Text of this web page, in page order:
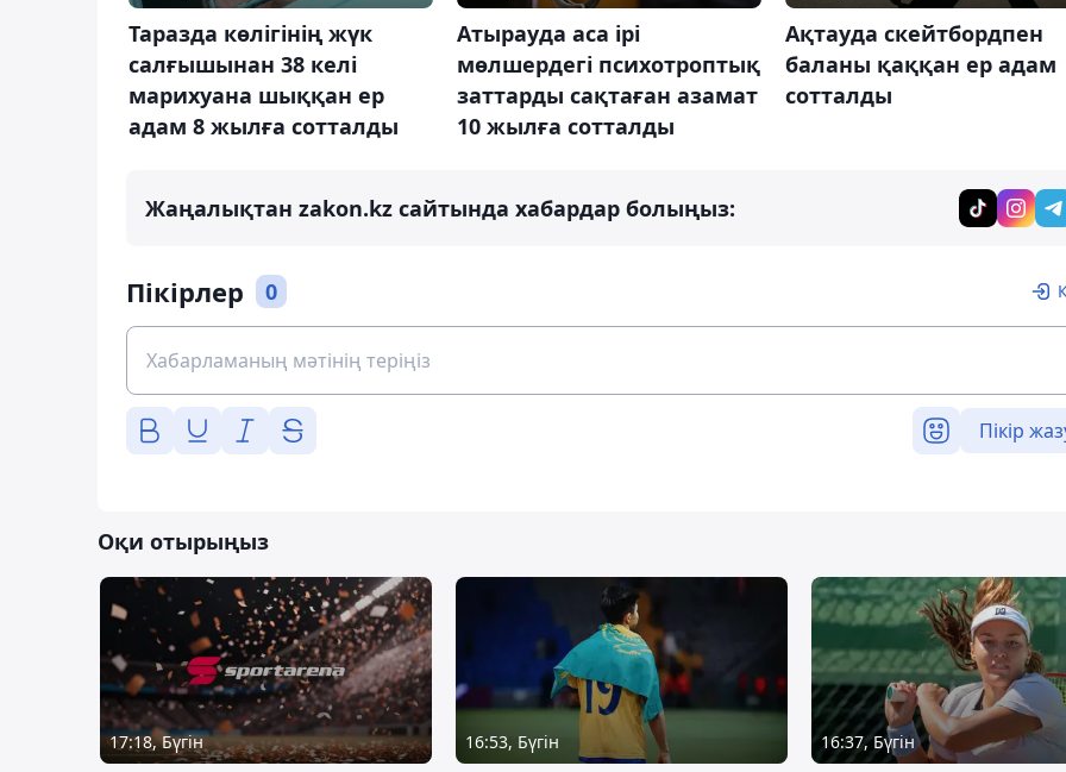
Таразда көлігінің жүк
салғышынан 38 келі
марихуана шыққан ер
адам 8 жылға сотталды
Атырауда аса ірі
мөлшердегі психотроптық
заттарды сақтаған азамат
10 жылға сотталды
Ақтауда скейтбордпен
баланы қаққан ер адам
сотталды
Жаңалықтан zakon.kz сайтында хабардар болыңыз:
Пікірлер 0
Пікір
Оқи отырыңыз
17:18, Бүгін 16:53, Бүгін 16:37, Бүгін